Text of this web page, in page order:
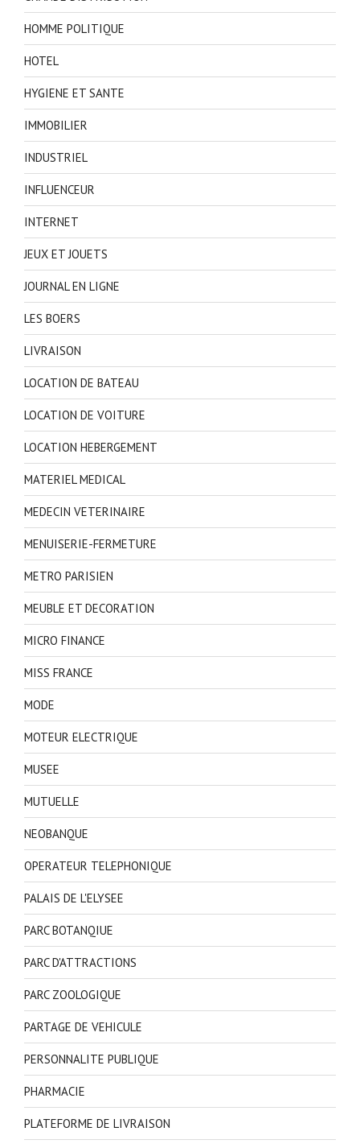
HOMME POLITIQUE
HOTEL
HYGIENE ET SANTE
IMMOBILIER
INDUSTRIEL
INFLUENCEUR
INTERNET
JEUX ET JOUETS
JOURNAL EN LIGNE
LES BOERS
LIVRAISON
LOCATION DE BATEAU
LOCATION DE VOITURE
LOCATION HEBERGEMENT
MATERIEL MEDICAL
MEDECIN VETERINAIRE
MENUISERIE-FERMETURE
METRO PARISIEN
MEUBLE ET DECORATION
MICRO FINANCE
MISS FRANCE
MODE
MOTEUR ELECTRIQUE
MUSEE
MUTUELLE
NEOBANQUE
OPERATEUR TELEPHONIQUE
PALAIS DE L'ELYSEE
PARC BOTANQIUE
PARC D'ATTRACTIONS
PARC ZOOLOGIQUE
PARTAGE DE VEHICULE
PERSONNALITE PUBLIQUE
PHARMACIE
PLATEFORME DE LIVRAISON